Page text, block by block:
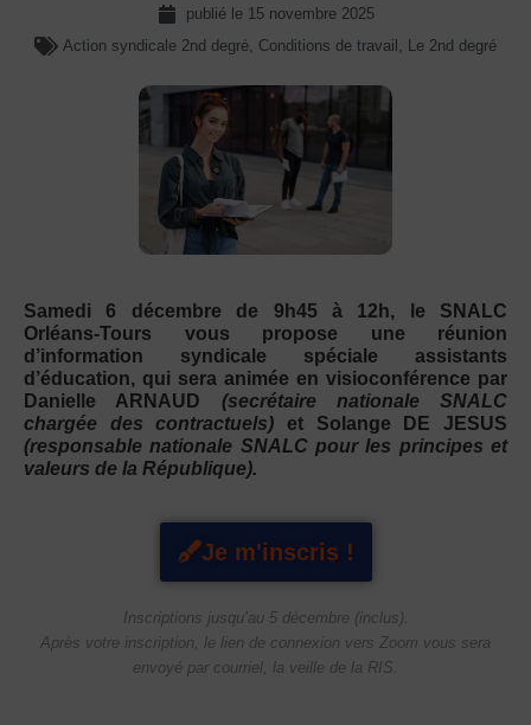
publié le 15 novembre 2025
Action syndicale 2nd degré, Conditions de travail , Le 2nd degré
Samedi 6 décembre de 9h45 à 12h, l e SNALC
Orléans-Tours vous propose une réunion
d’information syndicale spéciale assistants
d’éducation, qui sera animée en visioconférence par
Danielle ARNAUD (secrétaire nationale SNALC
chargée des contractuels) et Solange DE JESUS
(responsable nationale SNALC pour les principes et
valeurs de la République).
Je m'inscris !
Inscriptions jusqu’au 5 décembre (inclus).
Après votre inscription, le lien de connexion vers Zoom vous sera
envoyé par courriel, la veille de la RIS.